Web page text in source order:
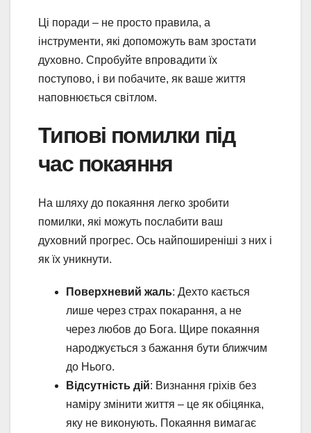
Ці поради – не просто правила, а
інструменти, які допоможуть вам зростати
духовно. Спробуйте впровадити їх
поступово, і ви побачите, як ваше життя
наповнюється світлом.
Типові помилки під
час покаяння
На шляху до покаяння легко зробити
помилки, які можуть послабити ваш
духовний прогрес. Ось найпоширеніші з них і
як їх уникнути.
Поверхневий жаль: Дехто кається
лише через страх покарання, а не
через любов до Бога. Щире покаяння
народжується з бажання бути ближчим
до Нього.
Відсутність дій: Визнання гріхів без
наміру змінити життя – це як обіцянка,
яку не виконують. Покаяння вимагає